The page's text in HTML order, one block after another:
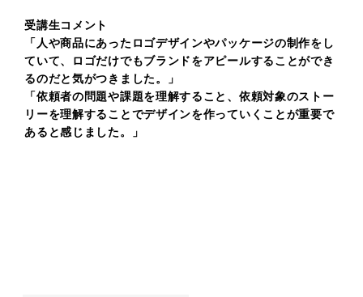
受講生コメント
「人や商品にあったロゴデザインやパッケージの制作をし
ていて、
ロゴだけでもブランドをアピールすることができ
るのだと気がつきました。」
「依頼者の問題や課題を理解すること、依頼対象のストー
リーを理解することでデザインを作っていくことが重要で
あると感じました。」